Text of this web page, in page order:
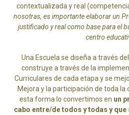
contextualizada y real
nosotras, es importante elaborar un
justificado y real como base para el
centro
Una Escuela se diseña a través
construye a través de la
Curriculares de cada etapa y se
Mejora y la participación de toda la
esta forma lo convertimos en un
cabo entre/de todos y todas y